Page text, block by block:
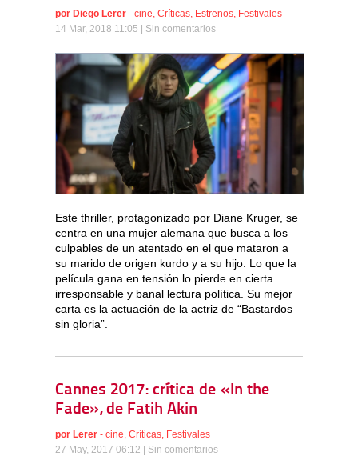
por Diego Lerer - cine, Críticas, Estrenos, Festivales
14 Mar, 2018 11:05 | Sin comentarios
Este thriller, protagonizado por Diane Kruger, se
centra en una mujer alemana que busca a los
culpables de un atentado en el que mataron a
su marido de origen kurdo y a su hijo. Lo que la
película gana en tensión lo pierde en cierta
irresponsable y banal lectura política. Su mejor
carta es la actuación de la actriz de “Bastardos
sin gloria”.
Cannes 2017: crítica de «In the
Fade», de Fatih Akin
por Lerer - cine, Críticas, Festivales
27 May, 2017 06:12 | Sin comentarios